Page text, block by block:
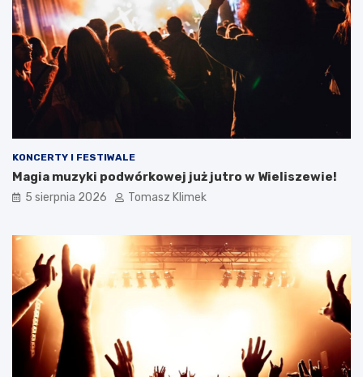
KONCERTY I FESTIWALE
Magia muzyki podwórkowej już jutro w Wieliszewie!
5 sierpnia 2026 Tomasz Klimek